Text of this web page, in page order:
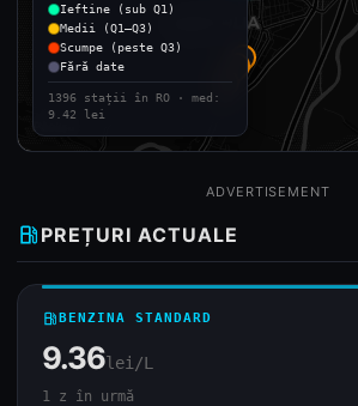
Ieftine (sub Q1)
Medii (Q1–Q3)
Scumpe (peste Q3)
Fără date
1396 stații în RO · med:
9.42 lei
ADVERTISEMENT
local_gas_station PREȚURI ACTUALE
local_gas_stationBENZINA STANDARD
9.36lei/L
1 z în urmă